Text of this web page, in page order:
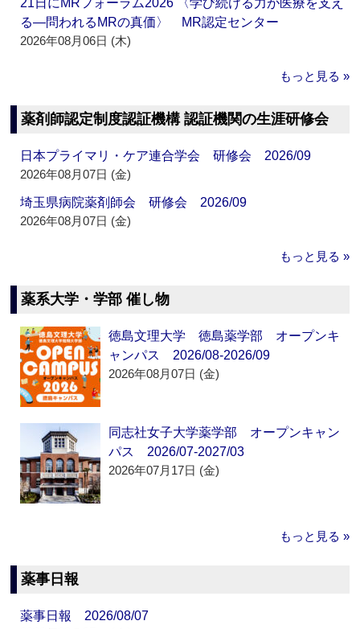
21日にMRフォーラム2026 〈学び続ける力が医療を支え
る―問われるMRの真価〉 MR認定センター
2026年08月06日 (木)
もっと見る »
薬剤師認定制度認証機構 認証機関の生涯研修会
日本プライマリ・ケア連合学会 研修会 2026/09
2026年08月07日 (金)
埼玉県病院薬剤師会 研修会 2026/09
2026年08月07日 (金)
もっと見る »
薬系大学・学部 催し物
徳島文理大学 徳島薬学部 オープンキ
ャンパス 2026/08-2026/09
2026年08月07日 (金)
同志社女子大学薬学部 オープンキャン
パス 2026/07-2027/03
2026年07月17日 (金)
もっと見る »
薬事日報
薬事日報 2026/08/07